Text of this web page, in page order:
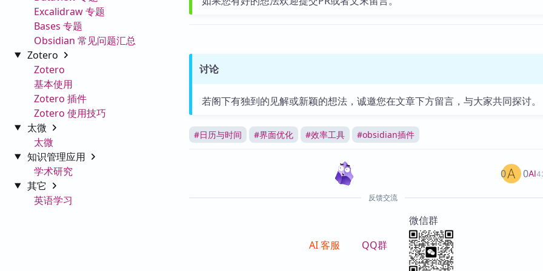
Excalidraw 专题
Bases 专题
Obsidian 常见问题汇总
Zotero
Zotero
基本使用
Zotero 插件
Zotero 使用技巧
太微
太微
知识管理应用
学术研究
其它
英语学习
讨论
若阁下有独到的见解或新颖的想法，诚邀您在文章下方留言，与大家共同探讨。
#日历与时间 #界面优化 #效率工具 #obsidian插件
AI
0 0
反馈交流
AI 客服 QQ群
微信群